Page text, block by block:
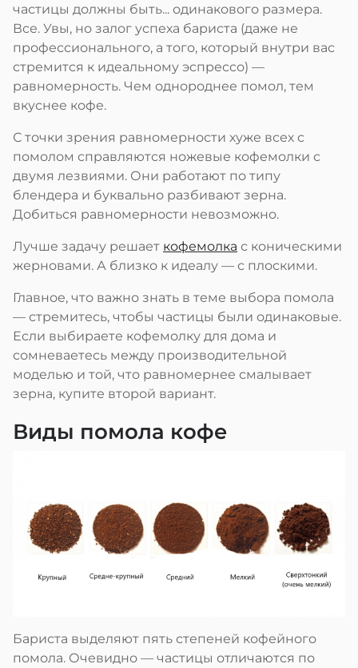
частицы должны быть... одинакового размера.
Все. Увы, но залог успеха бариста (даже не
профессионального, а того, который внутри вас
стремится к идеальному эспрессо) —
равномерность. Чем однороднее помол, тем
вкуснее кофе.
С точки зрения равномерности хуже всех с
помолом справляются ножевые кофемолки с
двумя лезвиями. Они работают по типу
блендера и буквально разбивают зерна.
Добиться равномерности невозможно.
Лучше задачу решает кофемолка с коническими
жерновами. А близко к идеалу — с плоскими.
Главное, что важно знать в теме выбора помола
— стремитесь, чтобы частицы были одинаковые.
Если выбираете кофемолку для дома и
сомневаетесь между производительной
моделью и той, что равномернее смалывает
зерна, купите второй вариант.
Виды помола кофе
Бариста выделяют пять степеней кофейного
помола. Очевидно — частицы отличаются по